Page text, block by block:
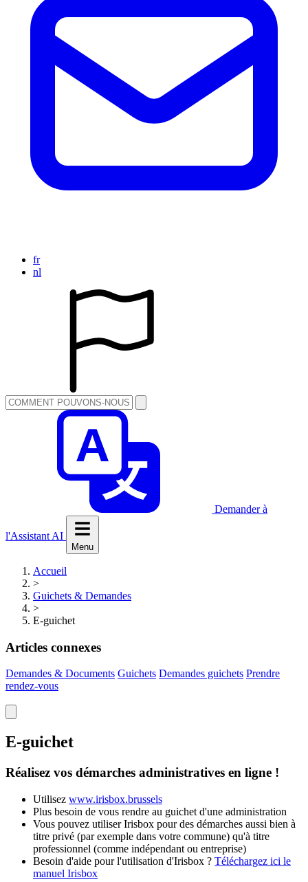
fr
nl
Demander à
l'Assistant AI
Menu
Accueil
>
Guichets & Demandes
>
E-guichet
Articles connexes
Demandes & Documents Guichets Demandes guichets Prendre
rendez-vous
E-guichet
Réalisez vos démarches administratives en ligne !
Utilisez www.irisbox.brussels
Plus besoin de vous rendre au guichet d'une administration
Vous pouvez utiliser Irisbox pour des démarches aussi bien à
titre privé (par exemple dans votre commune) qu'à titre
professionnel (comme indépendant ou entreprise)
Besoin d'aide pour l'utilisation d'Irisbox ? Téléchargez ici le
manuel Irisbox